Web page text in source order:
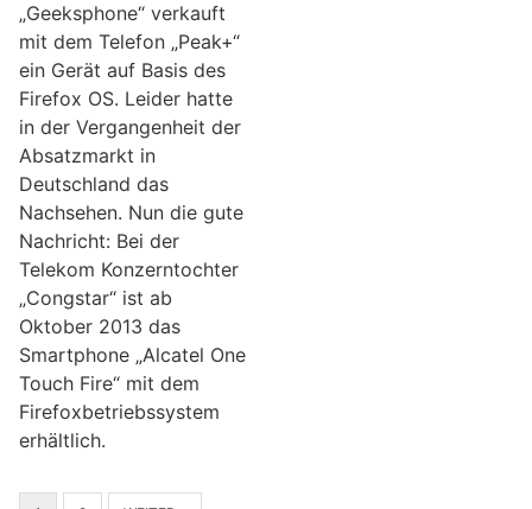
„Geeksphone“ verkauft
mit dem Telefon „Peak+“
ein Gerät auf Basis des
Firefox OS. Leider hatte
in der Vergangenheit der
Absatzmarkt in
Deutschland das
Nachsehen. Nun die gute
Nachricht: Bei der
Telekom Konzerntochter
„Congstar“ ist ab
Oktober 2013 das
Smartphone „Alcatel One
Touch Fire“ mit dem
Firefoxbetriebssystem
erhältlich.